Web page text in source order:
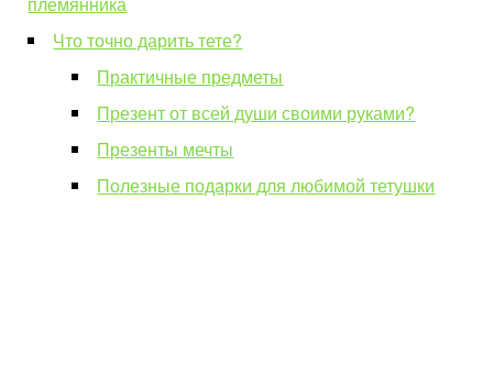
Что точно дарить тете?
Практичные предметы
Презент от всей души своими руками?
Презенты мечты
Полезные подарки для любимой тетушки